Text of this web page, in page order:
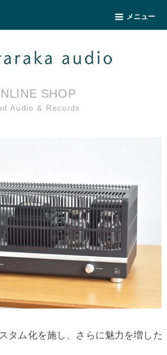
メニュー
SHOP
Audio & Records
タム化を施し、さらに魅力を増した